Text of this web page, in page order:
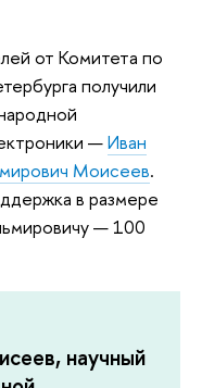
от Комитета по
получили
—Иван
Моисеев.
в размере
— 100
научный